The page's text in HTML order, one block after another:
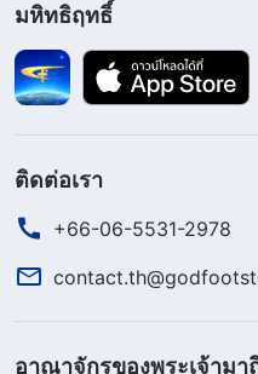
มหิทธิฤทธิ์
ติดต่อเรา
+66-06-5531-2978
อาณาจักรของพระเจ้ามา